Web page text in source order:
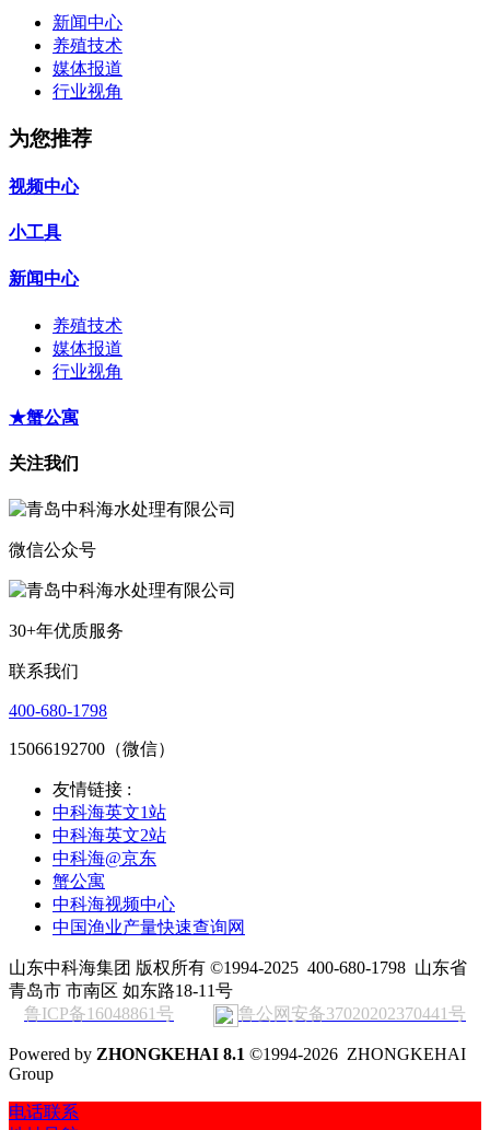
新闻中心
养殖技术
媒体报道
行业视角
为您推荐
视频中心
小工具
新闻中心
养殖技术
媒体报道
行业视角
★蟹公寓
关注我们
微信公众号
30+年优质服务
联系我们
400-680-1798
15066192700（微信）
友情链接 :
中科海英文1站
中科海英文2站
中科海@京东
蟹公寓
中科海视频中心
中国渔业产量快速查询网
山东中科海集团 版权所有 ©1994-2025 400-680-1798 山东省
青岛市 市南区 如东路18-11号
鲁ICP备16048861号
鲁公网安备37020202370441号
Powered by ZHONGKEHAI 8.1 ©1994-2026 ZHONGKEHAI
Group
电话联系